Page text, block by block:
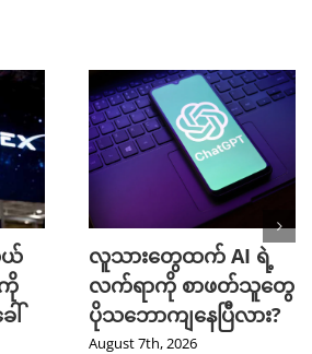
ယ်
ကို
ါ်
လူသားတွေထက် AI ရဲ့
လက်ရာကို စာဖတ်သူတွေ
ပိုသဘောကျနေပြီလား?
August 7th, 2026